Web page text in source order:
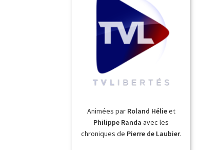
Animées par Roland Hélieet
Philippe Randa avec les
chroniques de Pierre de Laubier.